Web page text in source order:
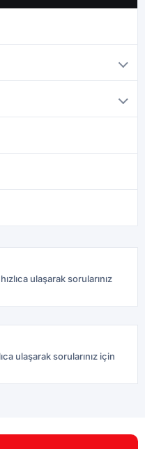
ulaşarak sorularınız
ulaşarak sorularınız için